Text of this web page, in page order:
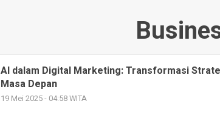
AI dalam Digital Marketing: Transformasi
Masa Depan
19 Mei 2025 - 04:58 WITA